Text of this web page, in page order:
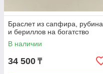
Браслет из сапфира, рубина
и бериллов на богатство
В наличии
34 500 ₸